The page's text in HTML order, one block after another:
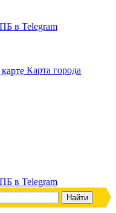
Карта города